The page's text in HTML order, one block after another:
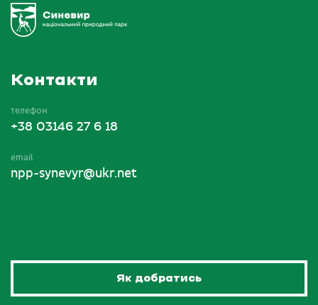
Контакти
телефон
+38 03146 27 6 18
email
npp-synevyr@ukr.net
Як добратись